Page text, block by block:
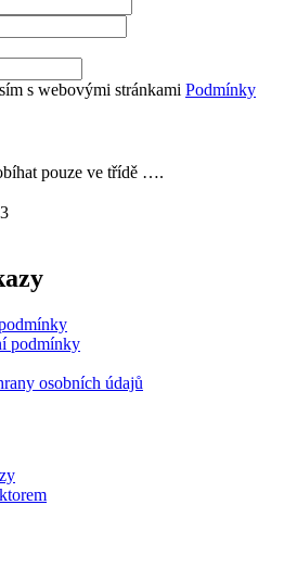
s webovými stránkami Podmínky
pouze ve třídě ….
podmínky
osobních údajů